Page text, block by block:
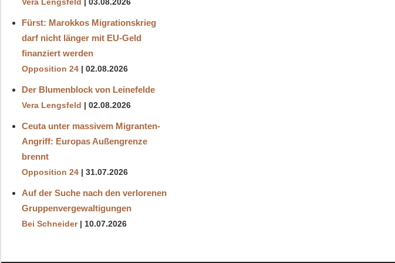
Vera Lengsfeld 03.08.2026
Fürst: Marokkos Migrationskrieg
darf nicht länger mit EU-Geld
finanziert werden
Opposition 24 02.08.2026
Der Blumenblock von Leinefelde
Vera Lengsfeld 02.08.2026
Ceuta unter massivem Migranten-
Angriff: Europas Außengrenze
brennt
Opposition 24 31.07.2026
Auf der Suche nach den verlorenen
Gruppenvergewaltigungen
Bei Schneider 10.07.2026